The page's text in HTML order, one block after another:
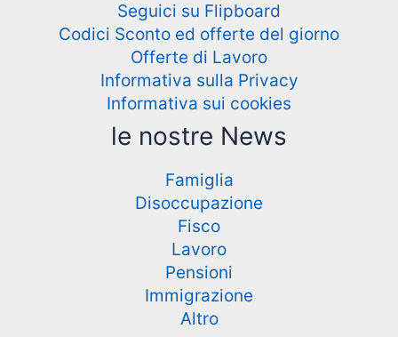
Seguici su Flipboard
Codici Sconto ed offerte del giorno
Offerte di Lavoro
Informativa sulla Privacy
Informativa sui cookies
le nostre News
Famiglia
Disoccupazione
Fisco
Lavoro
Pensioni
Immigrazione
Altro